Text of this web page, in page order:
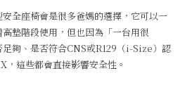
全座椅會是很多爸媽的選擇，它可以一
墊階段使用，但也因為「一台用很
夠、是否符合CNS或R129（i-Size）認
這些都會直接影響安全性。